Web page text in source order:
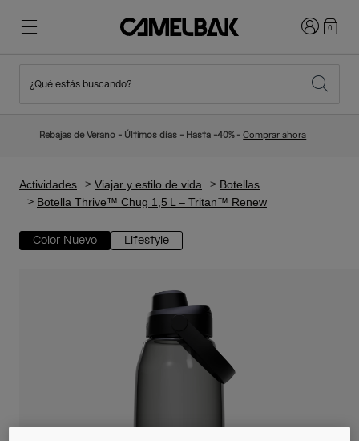
Novedades
Mochilas Hidratación
Tazas y Vasos
Senderismo
Viajar y estilo de vida
Adiós a los desechables
Iniciar0
¿Qué estás buscando?
Rebajas de Verano - Últimos días - Hasta -40% -Comprar ahora
Actividades Viajar y estilo de vida
Botellas
Botella Thrive™ Chug 1,5 L – Tritan™ Renew
Color Nuevo Lifestyle